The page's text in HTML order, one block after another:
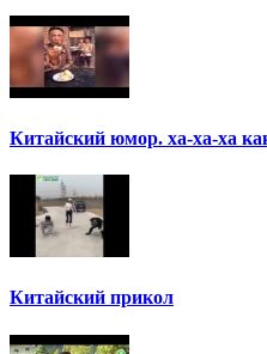
Китайский юмор. ха-ха-ха
Китайский прикол